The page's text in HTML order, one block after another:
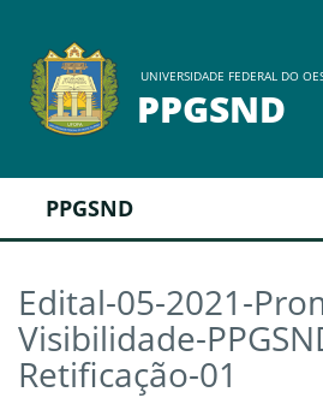
UNIVERSIDADE FEDERAL DO
PPGSND
PPGSND
Edital-05-2021-
Visibilidade-
Retificação-01